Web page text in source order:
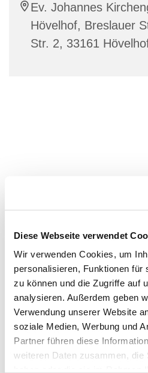
Diese Webseite verwendet
Wir verwenden Cookies, um
personalisieren, Funktionen für
zu können und die Zugriffe auf
analysieren. Außerdem geben
Verwendung unserer Website
soziale Medien, Werbung und
Partner führen diese
weiteren Daten zusammen, die
Ev. Johannes
Hövelhof, Breslauer
Str. 2, 33161
Dies